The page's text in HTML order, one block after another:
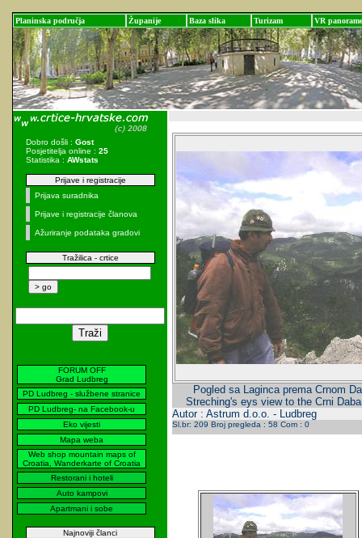
Planinska područja Županije Baza slika Turizam VR panorame
Dobro došli : Gost
Posjetitelja online : 25
Statistika : AWstats
Prijave i registracije
Prijava suradnika
Prijave i registracije članova
Ažuriranje podataka gradovi
Tražilica - crtice
FORUM OFF
Grad Ludbreg
PD Ludbreg - službene stranice
PD Ludbreg- na Facebook-u
Eko vijesti
Mapa weba
Web shop mountain maps of
Croatia, Wanderkarte of Croatia
Restorani i hoteli
Auto kampovi
Apartmani i sobe
Najnoviji članci
Pogled sa Laginca prema Crnom
Streching's eys view to the Crni
Autor : Astrum d.o.o. - Ludbreg
Sl.br: 209 Broj pregleda : 58 Com : 0